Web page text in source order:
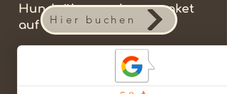
Hundeüberraschungspaket
auf dem Zimmer.
Hier buchen